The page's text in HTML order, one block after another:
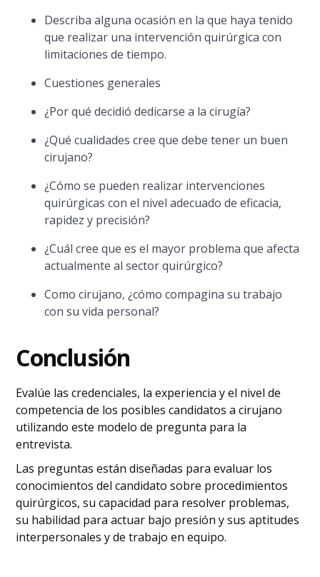
Describa alguna ocasión en la que haya tenido
que realizar una intervención quirúrgica con
limitaciones de tiempo.
Cuestiones generales
¿Por qué decidió dedicarse a la cirugía?
¿Qué cualidades cree que debe tener un buen
cirujano?
¿Cómo se pueden realizar intervenciones
quirúrgicas con el nivel adecuado de eficacia,
rapidez y precisión?
¿Cuál cree que es el mayor problema que afecta
actualmente al sector quirúrgico?
Como cirujano, ¿cómo compagina su trabajo
con su vida personal?
Conclusión
Evalúe las credenciales, la experiencia y el nivel de
competencia de los posibles candidatos a cirujano
utilizando este modelo de pregunta para la
entrevista.
Las preguntas están diseñadas para evaluar los
conocimientos del candidato sobre procedimientos
quirúrgicos, su capacidad para resolver problemas,
su habilidad para actuar bajo presión y sus aptitudes
interpersonales y de trabajo en equipo.